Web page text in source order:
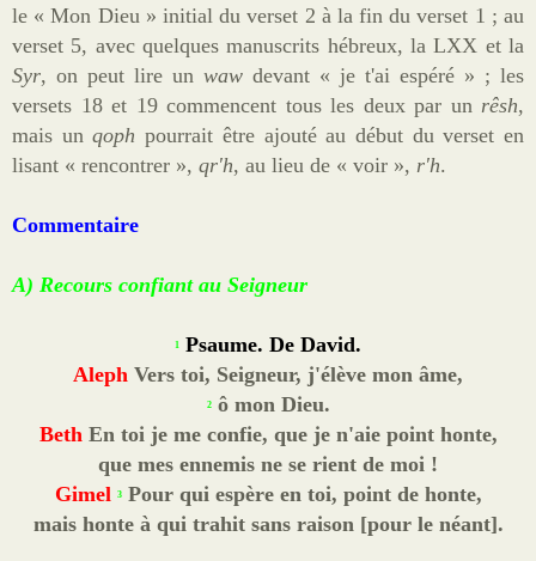
le « Mon Dieu » initial du verset 2 à la fin du verset 1 ; au
verset 5, avec quelques manuscrits hébreux, la LXX et la
Syr, on peut lire un waw devant « je t'ai espéré » ; les
versets 18 et 19 commencent tous les deux par un rêsh,
mais unqoph pourrait être ajouté au début du verset en
lisant « rencontrer », qr'h, au lieu de « voir », r'h.
Commentaire
A) Recours confiant au Seigneur
1
Psaume. De David.
Aleph Vers toi, Seigneur, j'élève mon âme,
2ô mon Dieu.
BethEn toi je me confie, que je n'aie point honte,
que mes ennemis ne se rient de moi !
Gimel 3Pour qui espère en toi, point de honte,
mais honte à qui trahit sans raison [pour le néant].